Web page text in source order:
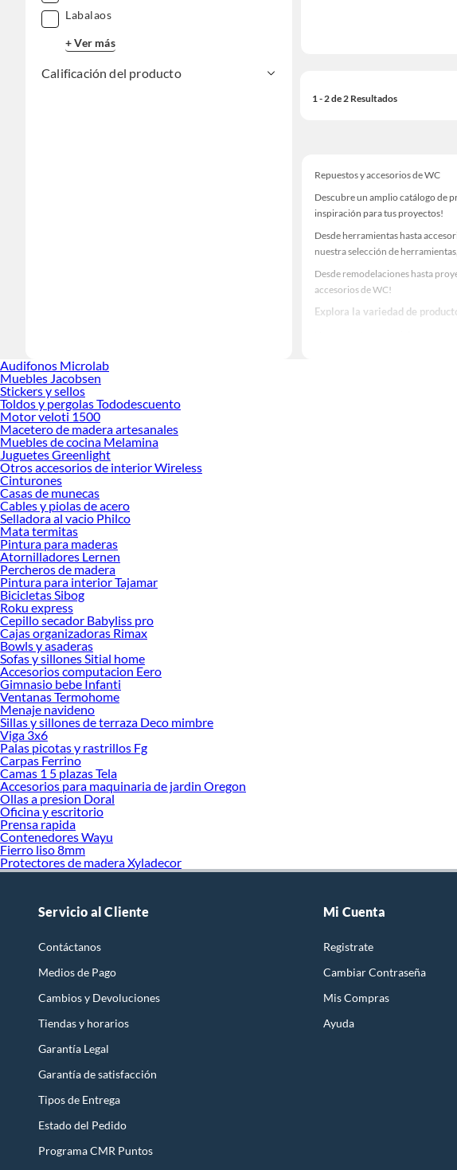
Labalaos
+ Ver más
Calificación del producto
1 - 2 de 2 Resultados
Repuestos y accesorios de WC
Descubre un amplio catálogo de
inspiración para tus proyectos!
Desde herramientas hasta
nuestra selección de
Desde remodelaciones hasta
accesorios de WC!
Explora la variedad de
Herramientas, materiales y
Audifonos Microlab
Muebles Jacobsen
Stickers y sellos
Toldos y pergolas Tododescuento
Motor veloti 1500
Macetero de madera artesanales
Muebles de cocina Melamina
Juguetes Greenlight
Otros accesorios de interior Wireless
Cinturones
Casas de munecas
Cables y piolas de acero
Selladora al vacio Philco
Mata termitas
Pintura para maderas
Atornilladores Lernen
Percheros de madera
Pintura para interior Tajamar
Bicicletas Sibog
Roku express
Cepillo secador Babyliss pro
Cajas organizadoras Rimax
Bowls y asaderas
Sofas y sillones Sitial home
Accesorios computacion Eero
Gimnasio bebe Infanti
Ventanas Termohome
Menaje navideno
Sillas y sillones de terraza Deco mimbre
Viga 3x6
Palas picotas y rastrillos Fg
Carpas Ferrino
Camas 1 5 plazas Tela
Accesorios para maquinaria de jardin Oregon
Ollas a presion Doral
Oficina y escritorio
Prensa rapida
Contenedores Wayu
Fierro liso 8mm
Protectores de madera Xyladecor
Servicio al Cliente
Contáctanos
Medios de Pago
Cambios y Devoluciones
Tiendas y horarios
Garantía Legal
Garantía de satisfacción
Tipos de Entrega
Estado del Pedido
Programa CMR Puntos
Mi Cuenta
Registrate
Cambiar Contraseña
Mis Compras
Ayuda